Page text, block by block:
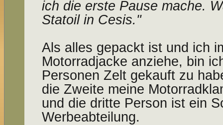
ich die erste Pause mache.
Statoil in Cesis."
Als alles gepackt ist und ich
Motorradjacke anziehe, bin
Personen Zelt gekauft zu
die Zweite meine
und die dritte Person ist ein
Werbeabteilung.